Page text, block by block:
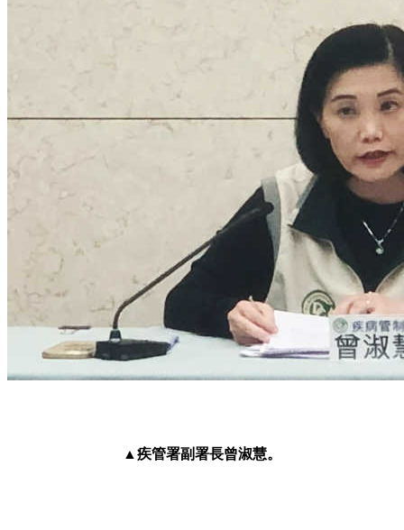
▲疾管署副署長曾淑慧。